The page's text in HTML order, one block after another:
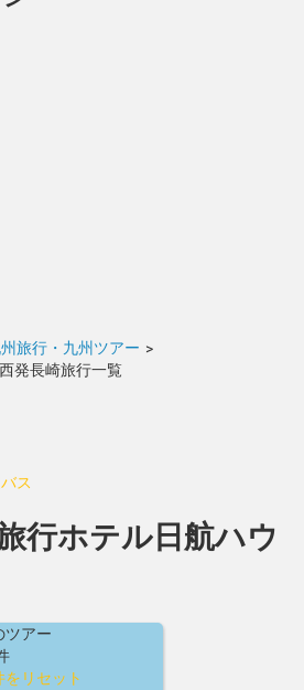
旅行・九州ツアー >
発長崎旅行一覧
ス
行ホテル日航ハウ
ツアー
リセット